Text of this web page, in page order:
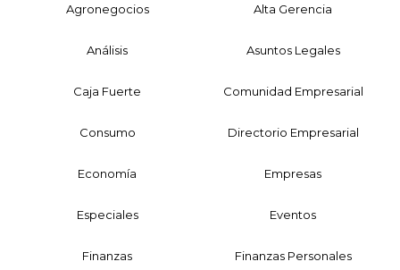
Agronegocios Alta Gerencia
Análisis Asuntos Legales
Caja Fuerte Comunidad Empresarial
Consumo Directorio Empresarial
Economía Empresas
Especiales Eventos
Finanzas Finanzas Personales